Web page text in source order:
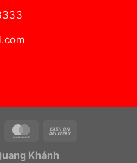
MasterCard
Khánh